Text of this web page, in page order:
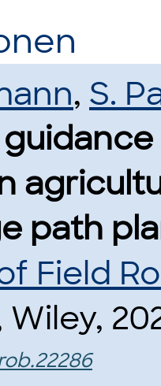
, S.
path
Field
Wiley,